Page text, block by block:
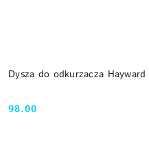
Dysza do odkurzacza
Cena:
98.00